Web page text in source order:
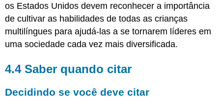
denúncia
eficazes
4.8
Evitando
o
Reconhecendo
plágio
os Estados Unidos devem reconhecer a importância
de cultivar as habilidades de todas as crianças
multilíngues para ajudá-las a se tornarem líderes em
uma sociedade cada vez mais diversificada.
4.4 Saber quando citar
Decidindo se você deve citar